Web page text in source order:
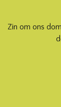
Zin om ons